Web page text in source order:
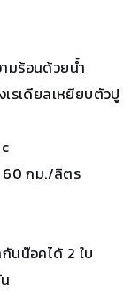
มร้อนด้วยน้ำ
รเดียลเหยียบตัวปู
60 กม./ลิตร
นน๊อคได้ 2 ใบ